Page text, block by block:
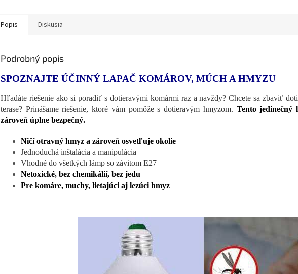
Popis Diskusia
Podrobný popis
SPOZNAJTE ÚČINNÝ LAPAČ KOMÁROV, MÚCH A HMYZU
Hľadáte riešenie ako si poradiť s dotieravými komármi raz a navždy? Chcete sa zbaviť
terase? Prinášame riešenie, ktoré vám pomôže s dotieravým hmyzom. Tento jedinečný
zároveň úplne bezpečný.
Ničí otravný hmyz a zároveň osvetľuje okolie
Jednoduchá inštalácia a manipulácia
Vhodné do všetkých lámp so závitom E27
Netoxické, bez chemikálií, bez jedu
Pre komáre, muchy, lietajúci aj lezúci hmyz